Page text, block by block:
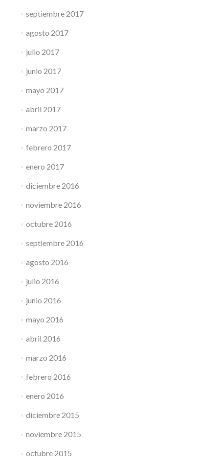
septiembre 2017
agosto 2017
julio 2017
junio 2017
mayo 2017
abril 2017
marzo 2017
febrero 2017
enero 2017
diciembre 2016
noviembre 2016
octubre 2016
septiembre 2016
agosto 2016
julio 2016
junio 2016
mayo 2016
abril 2016
marzo 2016
febrero 2016
enero 2016
diciembre 2015
noviembre 2015
octubre 2015